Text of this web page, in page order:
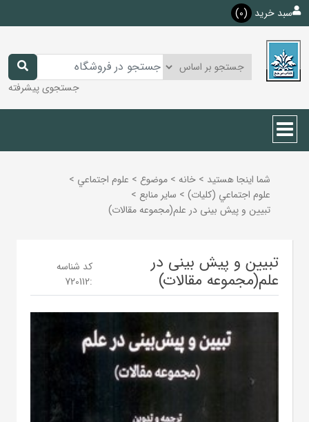
سبد خرید (0)
جستجوی پیشرفته
شما اینجا هستید > خانه > موضوع > علوم اجتماعي >
علوم اجتماعي (كليات) > ساير منابع >
تبیین و پیش بینی در علم(مجموعه مقالات)
تبیین و پیش بینی در
علم(مجموعه مقالات)
کد شناسه
:
720112